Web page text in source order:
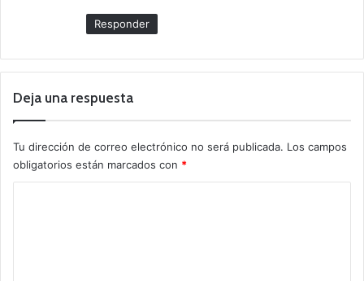
Responder
Deja una respuesta
Tu dirección de correo electrónico no será publicada. Los campos
obligatorios están marcados con *